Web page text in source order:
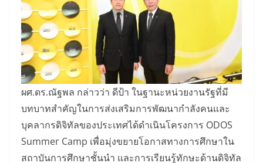
ผศ.ดร.ณัฐพล กล่าวว่า ดีป้า ในฐานะหน่วยงานรัฐที่มี
บทบาทสำคัญในการส่งเสริมการพัฒนากำลังคนและ
บุคลากรดิจิทัลของประเทศได้ดำเนินโครงการ ODOS
Summer Camp เพื่อมุ่งขยายโอกาสทางการศึกษาใน
สถาบันการศึกษาชั้นนำ และการเรียนรู้ทักษะด้านดิจิทัล